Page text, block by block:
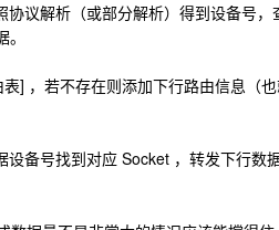
议解析（或部分解析）得到设备号
] ，若不存在则添加下行路由信息（也
备号找到对应 Socket ，转发下行数据